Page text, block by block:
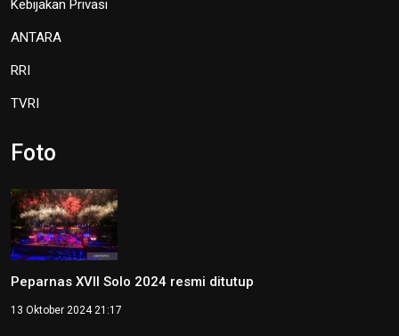
Kebijakan Privasi
ANTARA
RRI
TVRI
Foto
Peparnas XVII Solo 2024 resmi ditutup
13 Oktober 2024 21:17